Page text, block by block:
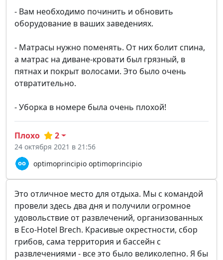
- Вам необходимо починить и обновить
оборудование в ваших заведениях.
- Матрасы нужно поменять. От них болит спина,
а матрас на диване-кровати был грязный, в
пятнах и покрыт волосами. Это было очень
отвратительно.
- Уборка в номере была очень плохой!
optimoprincipio optimoprincipio
Плохо 2
24 октября 2021 в 21:56
Это отличное место для отдыха. Мы с командой
провели здесь два дня и получили огромное
удовольствие от развлечений, организованных
в Eco-Hotel Brech. Красивые окрестности, сбор
грибов, сама территория и бассейн с
развлечениями - все это было великолепно. Я бы